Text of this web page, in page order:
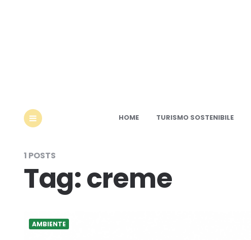
HOME TURISMO SOSTENIBILE
1 POSTS
Tag:creme
AMBIENTE